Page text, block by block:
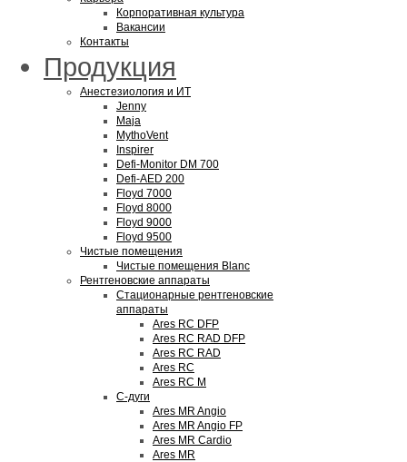
Корпоративная культура
Вакансии
Контакты
Продукция
Анестезиология и ИТ
Jenny
Maja
MythoVent
Inspirer
Defi-Monitor DM 700
Defi-AED 200
Floyd 7000
Floyd 8000
Floyd 9000
Floyd 9500
Чистые помещения
Чистые помещения Blanc
Рентгеновские аппараты
Стационарные рентгеновские
аппараты
Ares RC DFP
Ares RC RAD DFP
Ares RC RAD
Ares RC
Ares RC M
С-дуги
Ares MR Angio
Ares MR Angio FP
Ares MR Cardio
Ares MR